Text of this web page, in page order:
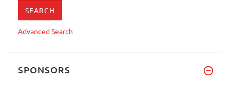
Advanced Search
SPONSORS